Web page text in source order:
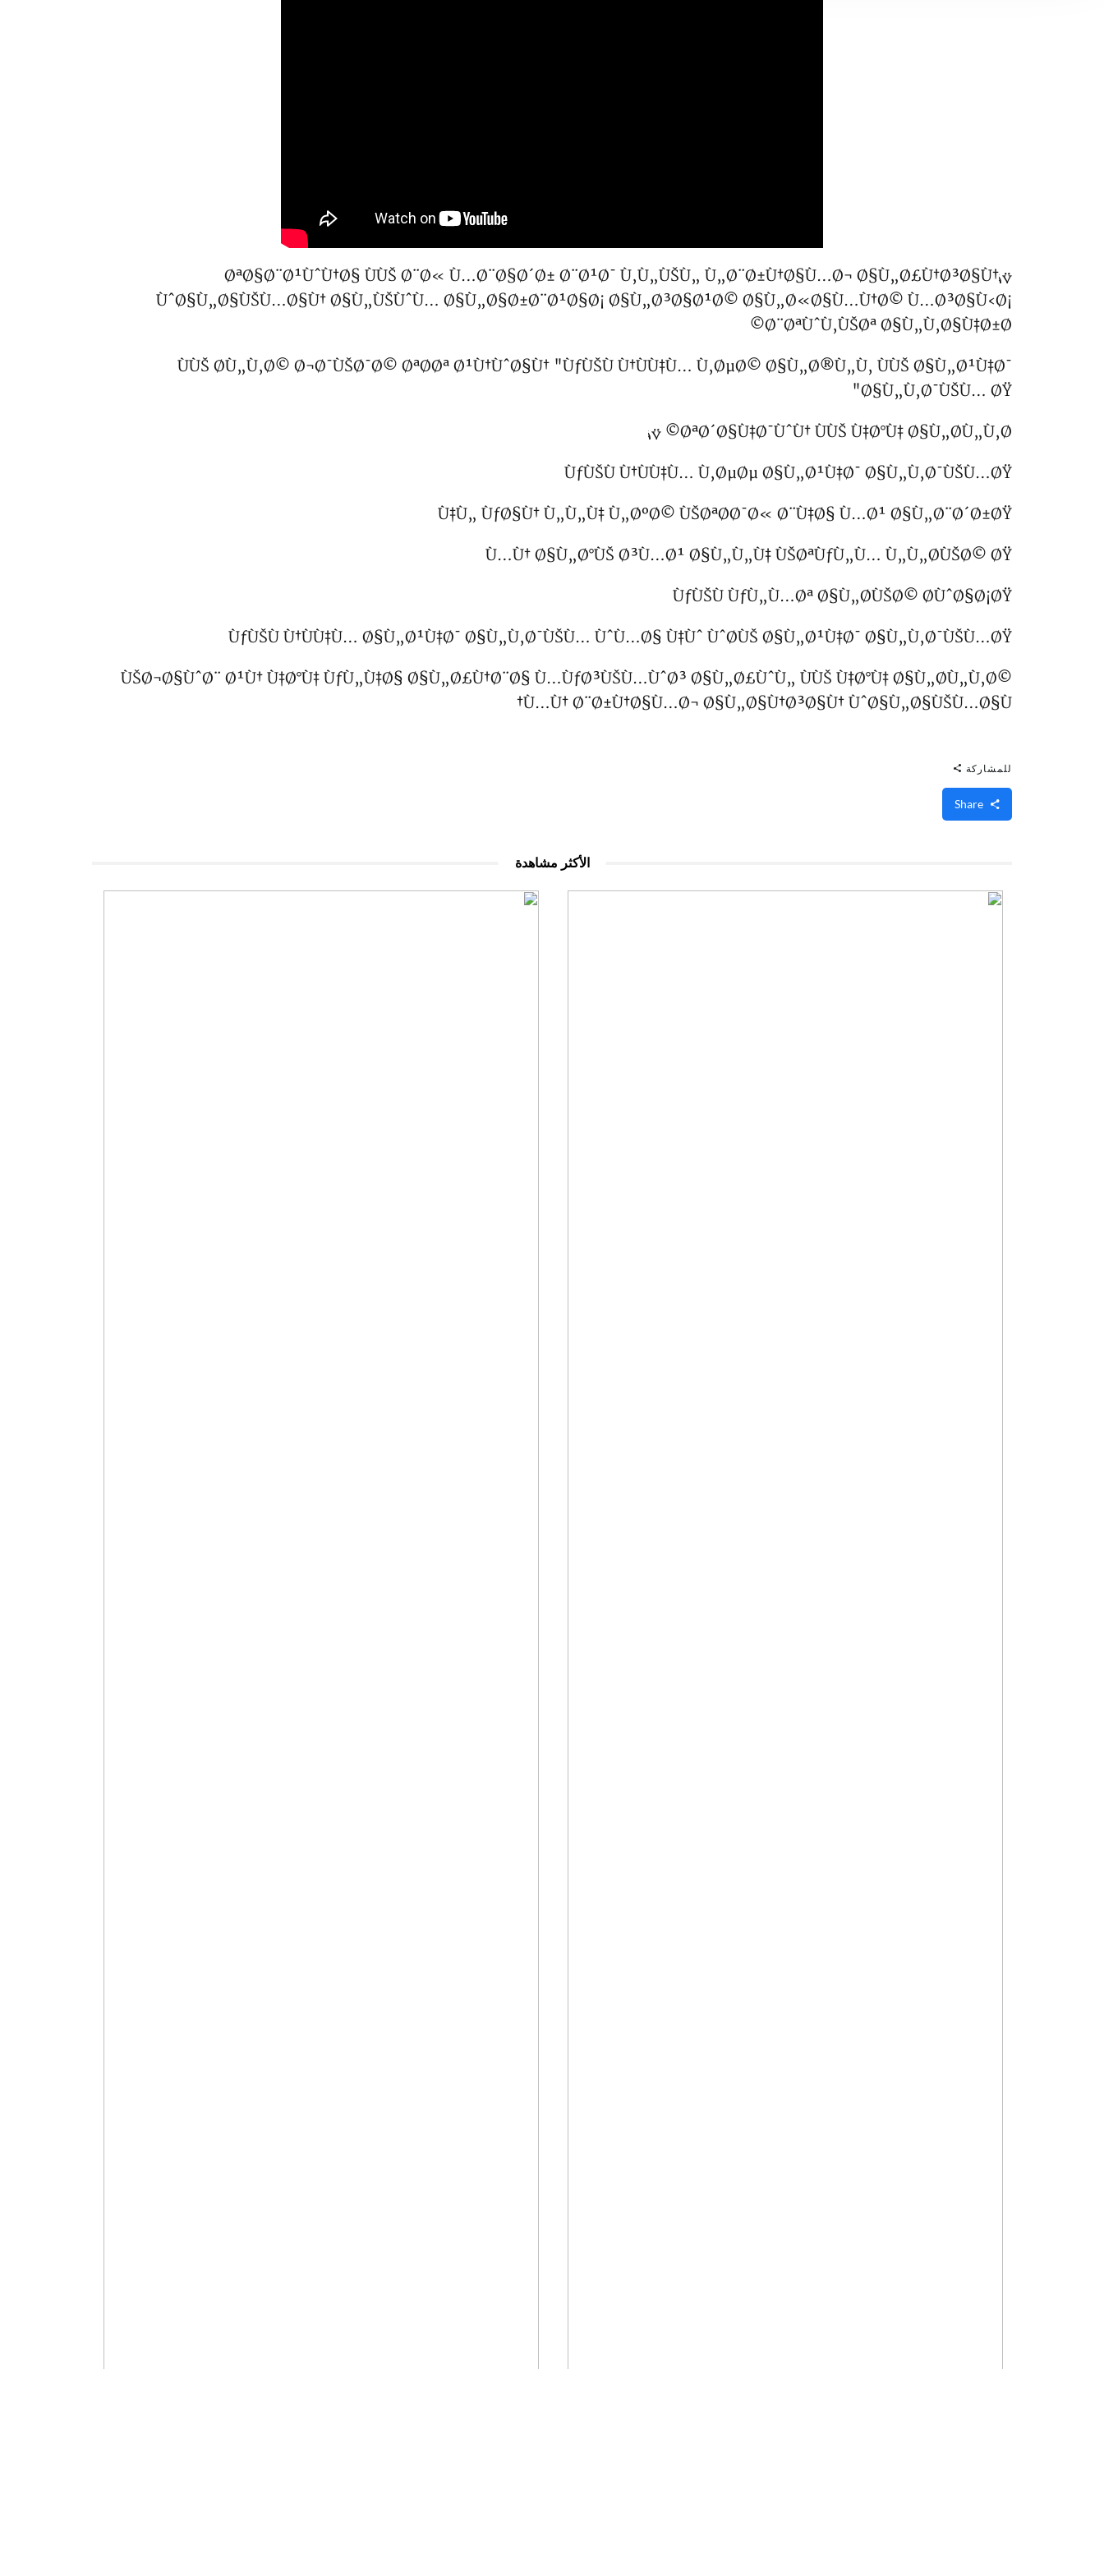
ØªØ§Ø¨Ø¹ÙˆÙ†Ø§ ÙÙŠ Ø¨Ø« Ù…Ø¨Ø§Ø´Ø± Ø¨Ø¹Ø¯ Ù‚Ù„ÙŠÙ„ Ù„Ø¨Ø±Ù†Ø§Ù…Ø¬ Ø§Ù„Ø£Ù†Ø³Ø§Ù†
ÙˆØ§Ù„Ø§ÙŠÙ…Ø§Ù† Ø§Ù„ÙŠÙˆÙ… Ø§Ù„Ø§Ø±Ø¨Ø¹Ø§Ø¡ Ø§Ù„Ø³Ø§Ø¹Ø© Ø§Ù„Ø«Ø§Ù…Ù†Ø© Ù…Ø³Ø§Ù‹Ø¡
Ø¨ØªÙˆÙ‚ÙŠØª Ø§Ù„Ù‚Ø§Ù‡Ø±Ø©
ÙÙŠ Ø­Ù„Ù‚Ø© Ø¬Ø¯ÙŠØ¯Ø© ØªØ­Øª Ø¹Ù†ÙˆØ§Ù† "ÙƒÙŠÙ Ù†ÙÙ‡Ù… Ù‚ØµØ© Ø§Ù„Ø®Ù„Ù‚ ÙÙŠ Ø§Ù„Ø¹Ù‡Ø¯
Ø§Ù„Ù‚Ø¯ÙŠÙ… ØŸ"
ØªØ´Ø§Ù‡Ø¯ÙˆÙ† ÙÙŠ Ù‡Ø°Ù‡ Ø§Ù„Ø­Ù„Ù‚Ø©
ÙƒÙŠÙ Ù†ÙÙ‡Ù… Ù‚ØµØµ Ø§Ù„Ø¹Ù‡Ø¯ Ø§Ù„Ù‚Ø¯ÙŠÙ…ØŸ
Ù‡Ù„ ÙƒØ§Ù† Ù„Ù„Ù‡ Ù„ØºØ© ÙŠØªØ­Ø¯Ø« Ø¨Ù‡Ø§ Ù…Ø¹ Ø§Ù„Ø¨Ø´Ø±ØŸ
Ù…Ù† Ø§Ù„Ø°ÙŠ Ø³Ù…Ø¹ Ø§Ù„Ù„Ù‡ ÙŠØªÙƒÙ„Ù… Ù„Ù„Ø­ÙŠØ© ØŸ
ÙƒÙŠÙ ÙƒÙ„Ù…Øª Ø§Ù„Ø­ÙŠØ© Ø­ÙˆØ§Ø¡ØŸ
ÙƒÙŠÙ Ù†ÙÙ‡Ù… Ø§Ù„Ø¹Ù‡Ø¯ Ø§Ù„Ù‚Ø¯ÙŠÙ… ÙˆÙ…Ø§ Ù‡Ùˆ ÙˆØ­ÙŠ Ø§Ù„Ø¹Ù‡Ø¯ Ø§Ù„Ù‚Ø¯ÙŠÙ…ØŸ
ÙŠØ¬Ø§ÙˆØ¨ Ø¹Ù† Ù‡Ø°Ù‡ ÙƒÙ„Ù‡Ø§ Ø§Ù„Ø£Ù†Ø¨Ø§ Ù…ÙƒØ³ÙŠÙ…ÙˆØ³ Ø§Ù„Ø£ÙˆÙ„ ÙÙŠ Ù‡Ø°Ù‡ Ø§Ù„Ø­Ù„Ù‚Ø©
Ù…Ù† Ø¨Ø±Ù†Ø§Ù…Ø¬ Ø§Ù„Ø§Ù†Ø³Ø§Ù† ÙˆØ§Ù„Ø§ÙŠÙ…Ø§Ù†
للمشاركة
الأكثر مشاهدة